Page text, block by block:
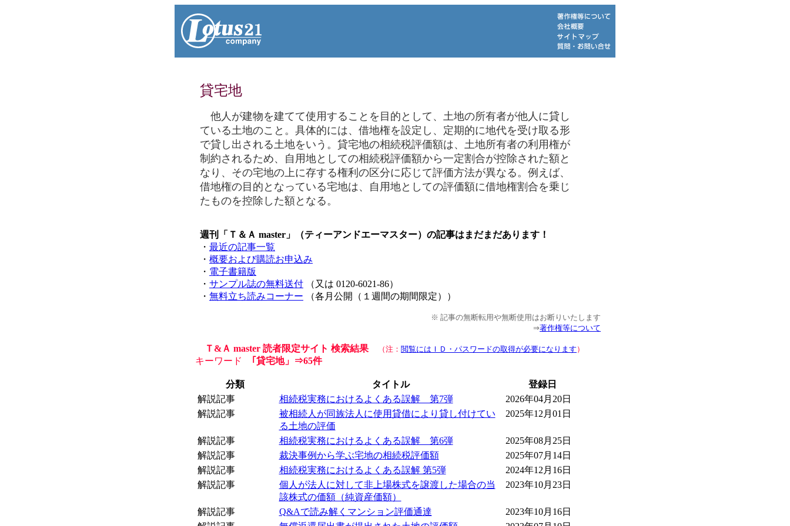
貸宅地
他人が建物を建てて使用することを目的として、土地の所有者が他人に貸し
ている土地のこと。具体的には、借地権を設定し、定期的に地代を受け取る形
で貸し出される土地をいう。貸宅地の相続税評価額は、土地所有者の利用権が
制約されるため、自用地としての相続税評価額から一定割合が控除された額と
なり、その宅地の上に存する権利の区分に応じて評価方法が異なる。例えば、
借地権の目的となっている宅地は、自用地としての評価額に借地権割合を乗じ
たものを控除した額となる。
週刊「Ｔ＆Ａ master」（ティーアンドエーマスター）の記事はまだまだあります！
・ 最近の記事一覧
・ 概要および購読お申込み
・ 電子書籍版
・ サンプル誌の無料送付 （又は 0120-6021-86）
・ 無料立ち読みコーナー （各月公開（１週間の期間限定））
※ 記事の無断転用や無断使用はお断りいたします
⇒著作権等について
Ｔ&Ａ master 読者限定サイト 検索結果 （注： 閲覧にはＩＤ・パスワードの取得が必要になります ）
キーワード ｢貸宅地」 ⇒65件
分類 タイトル
登録日
解説記事
相続税実務におけるよくある誤解 第7弾
2026年04月20日
解説記事
被相続人が同族法人に使用貸借により貸し付けてい
る土地の評価
2025年12月01日
解説記事 相続税実務におけるよくある誤解 第6弾
2025年08月25日
解説記事
裁決事例から学ぶ宅地の相続税評価額
2025年07月14日
解説記事
相続税実務におけるよくある誤解 第5弾
2024年12月16日
解説記事
個人が法人に対して非上場株式を譲渡した場合の当
該株式の価額（純資産価額）
2023年10月23日
解説記事 Q&Aで読み解くマンション評価通達
2023年10月16日